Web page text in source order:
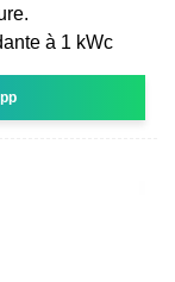
à 1 kWc